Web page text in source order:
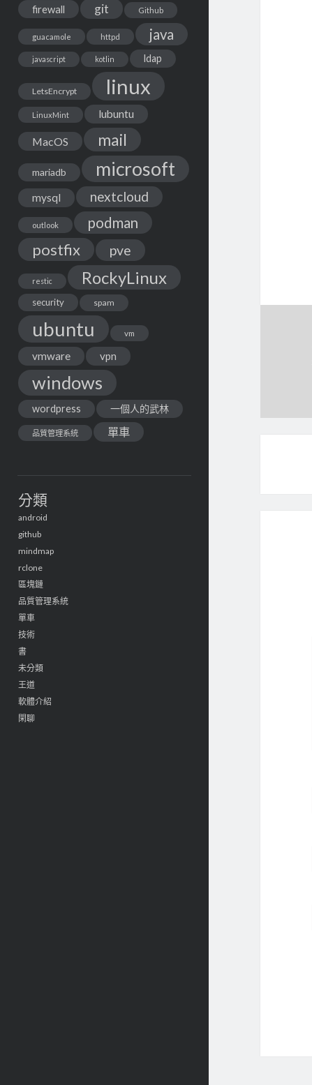
firewall git Github
guacamole httpd java
javascript kotlin ldap
LetsEncrypt linux
LinuxMint lubuntu
MacOS mail
mariadb microsoft
mysql nextcloud
outlook podman
postfix pve
restic RockyLinux
security spam
ubuntu vm
vmware vpn
windows
wordpress 一個人的武林
品質管理系統 單車
分類
android
github
mindmap
rclone
區塊鏈
品質管理系統
單車
技術
書
未分類
王道
軟體介紹
閑聊